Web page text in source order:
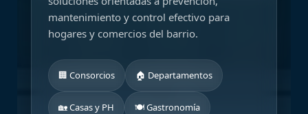
mantenimiento y control efectivo para
hogares y comercios del barrio.
🏢 Consorcios 🏠 Departamentos
🏡 Casas y PH 🍽 Gastronomía